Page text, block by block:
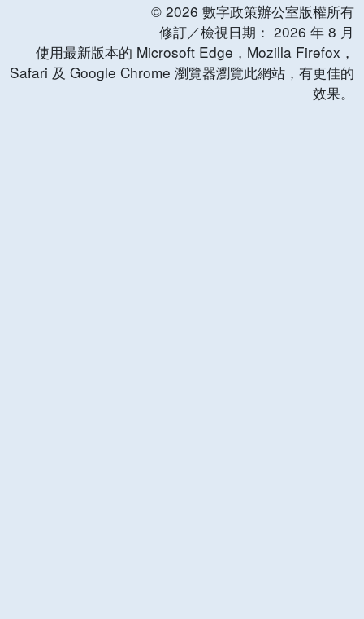
© 2026 數字政策辦公室版權所有
修訂／檢視日期： 2026 年 8 月
使用最新版本的 Microsoft Edge，Mozilla Firefox，
Safari 及 Google Chrome 瀏覽器瀏覽此網站，有更佳的
效果。